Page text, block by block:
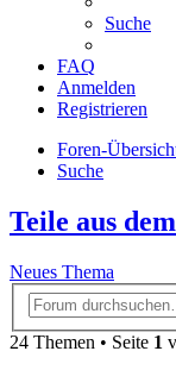
Suche
FAQ
Anmelden
Registrieren
Foren-
Suche
Teile aus
Neues Thema
24 Themen • Seite 1